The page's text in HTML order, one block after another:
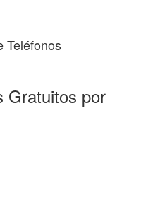
Teléfonos
Gratuitos por